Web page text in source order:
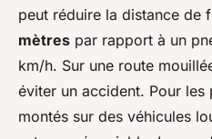
peut réduire la distance de
mètres par rapport à un
km/h. Sur une route
éviter un accident. Pour les
montés sur des véhicules